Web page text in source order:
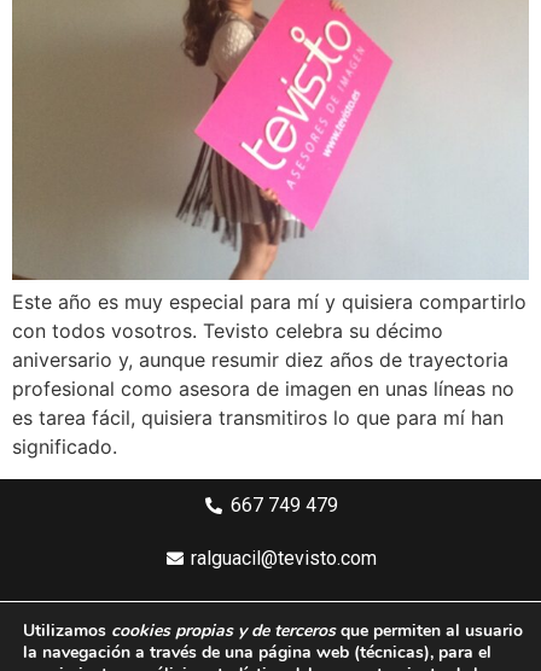
Este año es muy especial para mí y quisiera compartirlo
con todos vosotros. Tevisto celebra su décimo
aniversario y, aunque resumir diez años de trayectoria
profesional como asesora de imagen en unas líneas no
es tarea fácil, quisiera transmitiros lo que para mí han
significado.
667 749 479
ralguacil@tevisto.com
Utilizamos cookies propias y de tercerosque permiten al usuario
la navegación a través de una página web (técnicas), para el